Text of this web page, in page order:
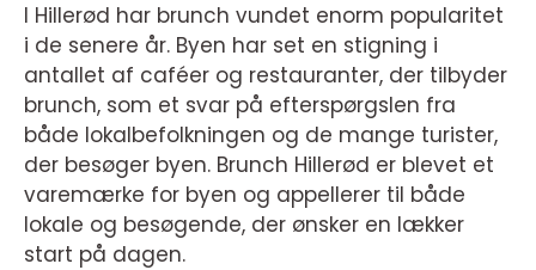
I Hillerød har brunch vundet enorm popularitet
i de senere år. Byen har set en stigning i
antallet af caféer og restauranter, der tilbyder
brunch, som et svar på efterspørgslen fra
både lokalbefolkningen og de mange turister,
der besøger byen. Brunch Hillerød er blevet et
varemærke for byen og appellerer til både
lokale og besøgende, der ønsker en lækker
start på dagen.